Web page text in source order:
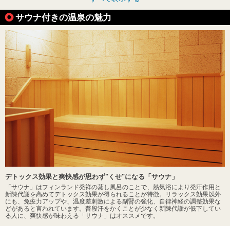
サウナ付きの温泉の魅力
デトックス効果と爽快感が思わず"くせ"になる「サウナ」
「サウナ」はフィンランド発祥の蒸し風呂のことで、熱気浴により発汗作用と
新陳代謝を高めてデトックス効果が得られることが特徴。リラックス効果以外
にも、免疫力アップや、温度差刺激による副腎の強化、自律神経の調整効果な
どがあると言われています。普段汗をかくことが少なく新陳代謝が低下してい
る人に、爽快感が味わえる「サウナ」はオススメです。